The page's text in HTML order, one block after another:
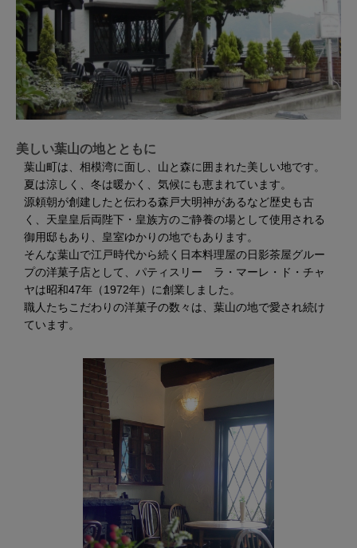
美しい葉山の地とともに
葉山町は、相模湾に面し、山と森に囲まれた美しい地です。
夏は涼しく、冬は暖かく、気候にも恵まれています。
源頼朝が創建したと伝わる森戸大明神があるなど歴史も古
く、天皇皇后両陛下・皇族方のご静養の場として使用される
御用邸もあり、皇室ゆかりの地でもあります。
そんな葉山で江戸時代から続く日本料理屋の日影茶屋グルー
プの洋菓子店として、パティスリー ラ・マーレ・ド・チャ
ヤは昭和47年（1972年）に創業しました。
職人たちこだわりの洋菓子の数々は、葉山の地で愛され続け
ています。